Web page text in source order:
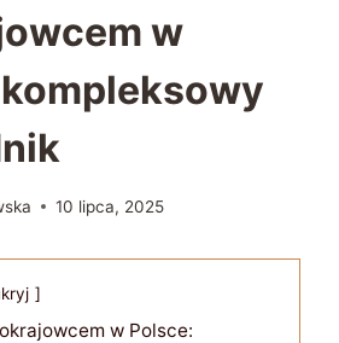
w
10 lipca, 2025
w Polsce: